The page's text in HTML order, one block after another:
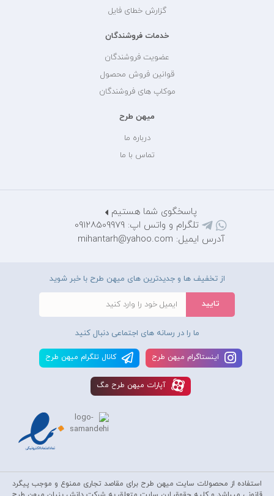
گزارش خطای فایل
خدمات فروشندگان
عضویت فروشندگان
قوانین فروش محصول
موکاپ های فروشندگان
میهن طرح
درباره ما
تماس با ما
پاسخگوی شما هستیم
تلگرام و واتس اپ: 09128509979
آدرس ایمیل: mihantarh@yahoo.com
از تخفیف ها و جدیدترین های میهن طرح با خبر شوید
ما را در رسانه های اجتماعی دنبال کنید
اينستاگرام ميهن طرح کانال تلگرام ميهن طرح
آپارات ميهن طرح مگ
استفاده از محصولات سايت میهن طرح برای مقاصد تجاری ممنوع و موجب پیگرد